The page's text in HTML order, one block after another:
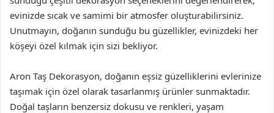
evinizde sıcak ve samimi bir atmosfer oluşturabilirsiniz.
Unutmayın, doğanın sunduğu bu güzellikler, evinizdeki her
köşeyi özel kılmak için sizi bekliyor.
Aron Taş Dekorasyon, doğanın eşsiz güzelliklerini evlerinize
taşımak için özel olarak tasarlanmış ürünler sunmaktadır.
Doğal taşların benzersiz dokusu ve renkleri, yaşam